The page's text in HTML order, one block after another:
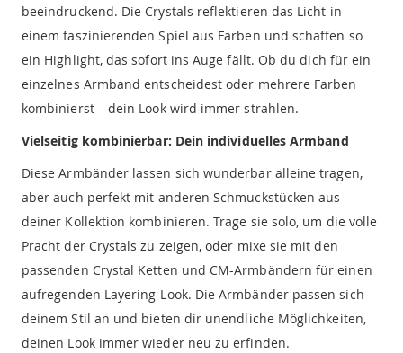
beeindruckend. Die Crystals reflektieren das Licht in
einem faszinierenden Spiel aus Farben und schaffen so
ein Highlight, das sofort ins Auge fällt. Ob du dich für ein
einzelnes Armband entscheidest oder mehrere Farben
kombinierst – dein Look wird immer strahlen.
Vielseitig kombinierbar: Dein individuelles Armband
Diese Armbänder lassen sich wunderbar alleine tragen,
aber auch perfekt mit anderen Schmuckstücken aus
deiner Kollektion kombinieren. Trage sie solo, um die volle
Pracht der Crystals zu zeigen, oder mixe sie mit den
passenden Crystal Ketten und CM-Armbändern für einen
aufregenden Layering-Look. Die Armbänder passen sich
deinem Stil an und bieten dir unendliche Möglichkeiten,
deinen Look immer wieder neu zu erfinden.